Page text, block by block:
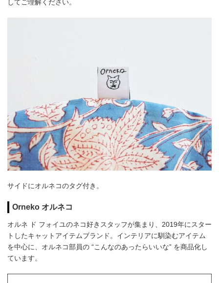
してご理解ください。
サイドにオルネコのタグ付き。
Orneko オルネコ
オルネ ド フォイユのネコ好きスタッフが集まり、2019年にスター
トしたキャットアイテムブランド。インテリアに馴染むアイテム
を中心に、オルネコ部員の “こんなのあったらいいな” を商品化し
ています。